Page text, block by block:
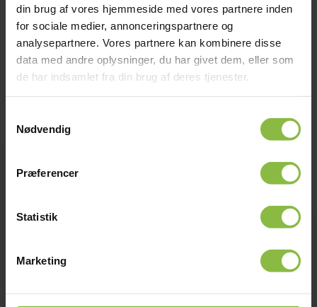
din brug af vores hjemmeside med vores partnere inden
for sociale medier, annonceringspartnere og
analysepartnere. Vores partnere kan kombinere disse
data med andre oplysninger, du har givet dem, eller som
de har indsamlet fra din brug af deres tjenester.
Nødvendig
Præferencer
Statistik
Marketing
Her kan tal og papir og computer kombineres med elever,
der giver liv og energi.
Hvad brænder du for i din jobfunktion?
At hjælpe de elever, der har brug for hjælp.
KONTAKT KARIN